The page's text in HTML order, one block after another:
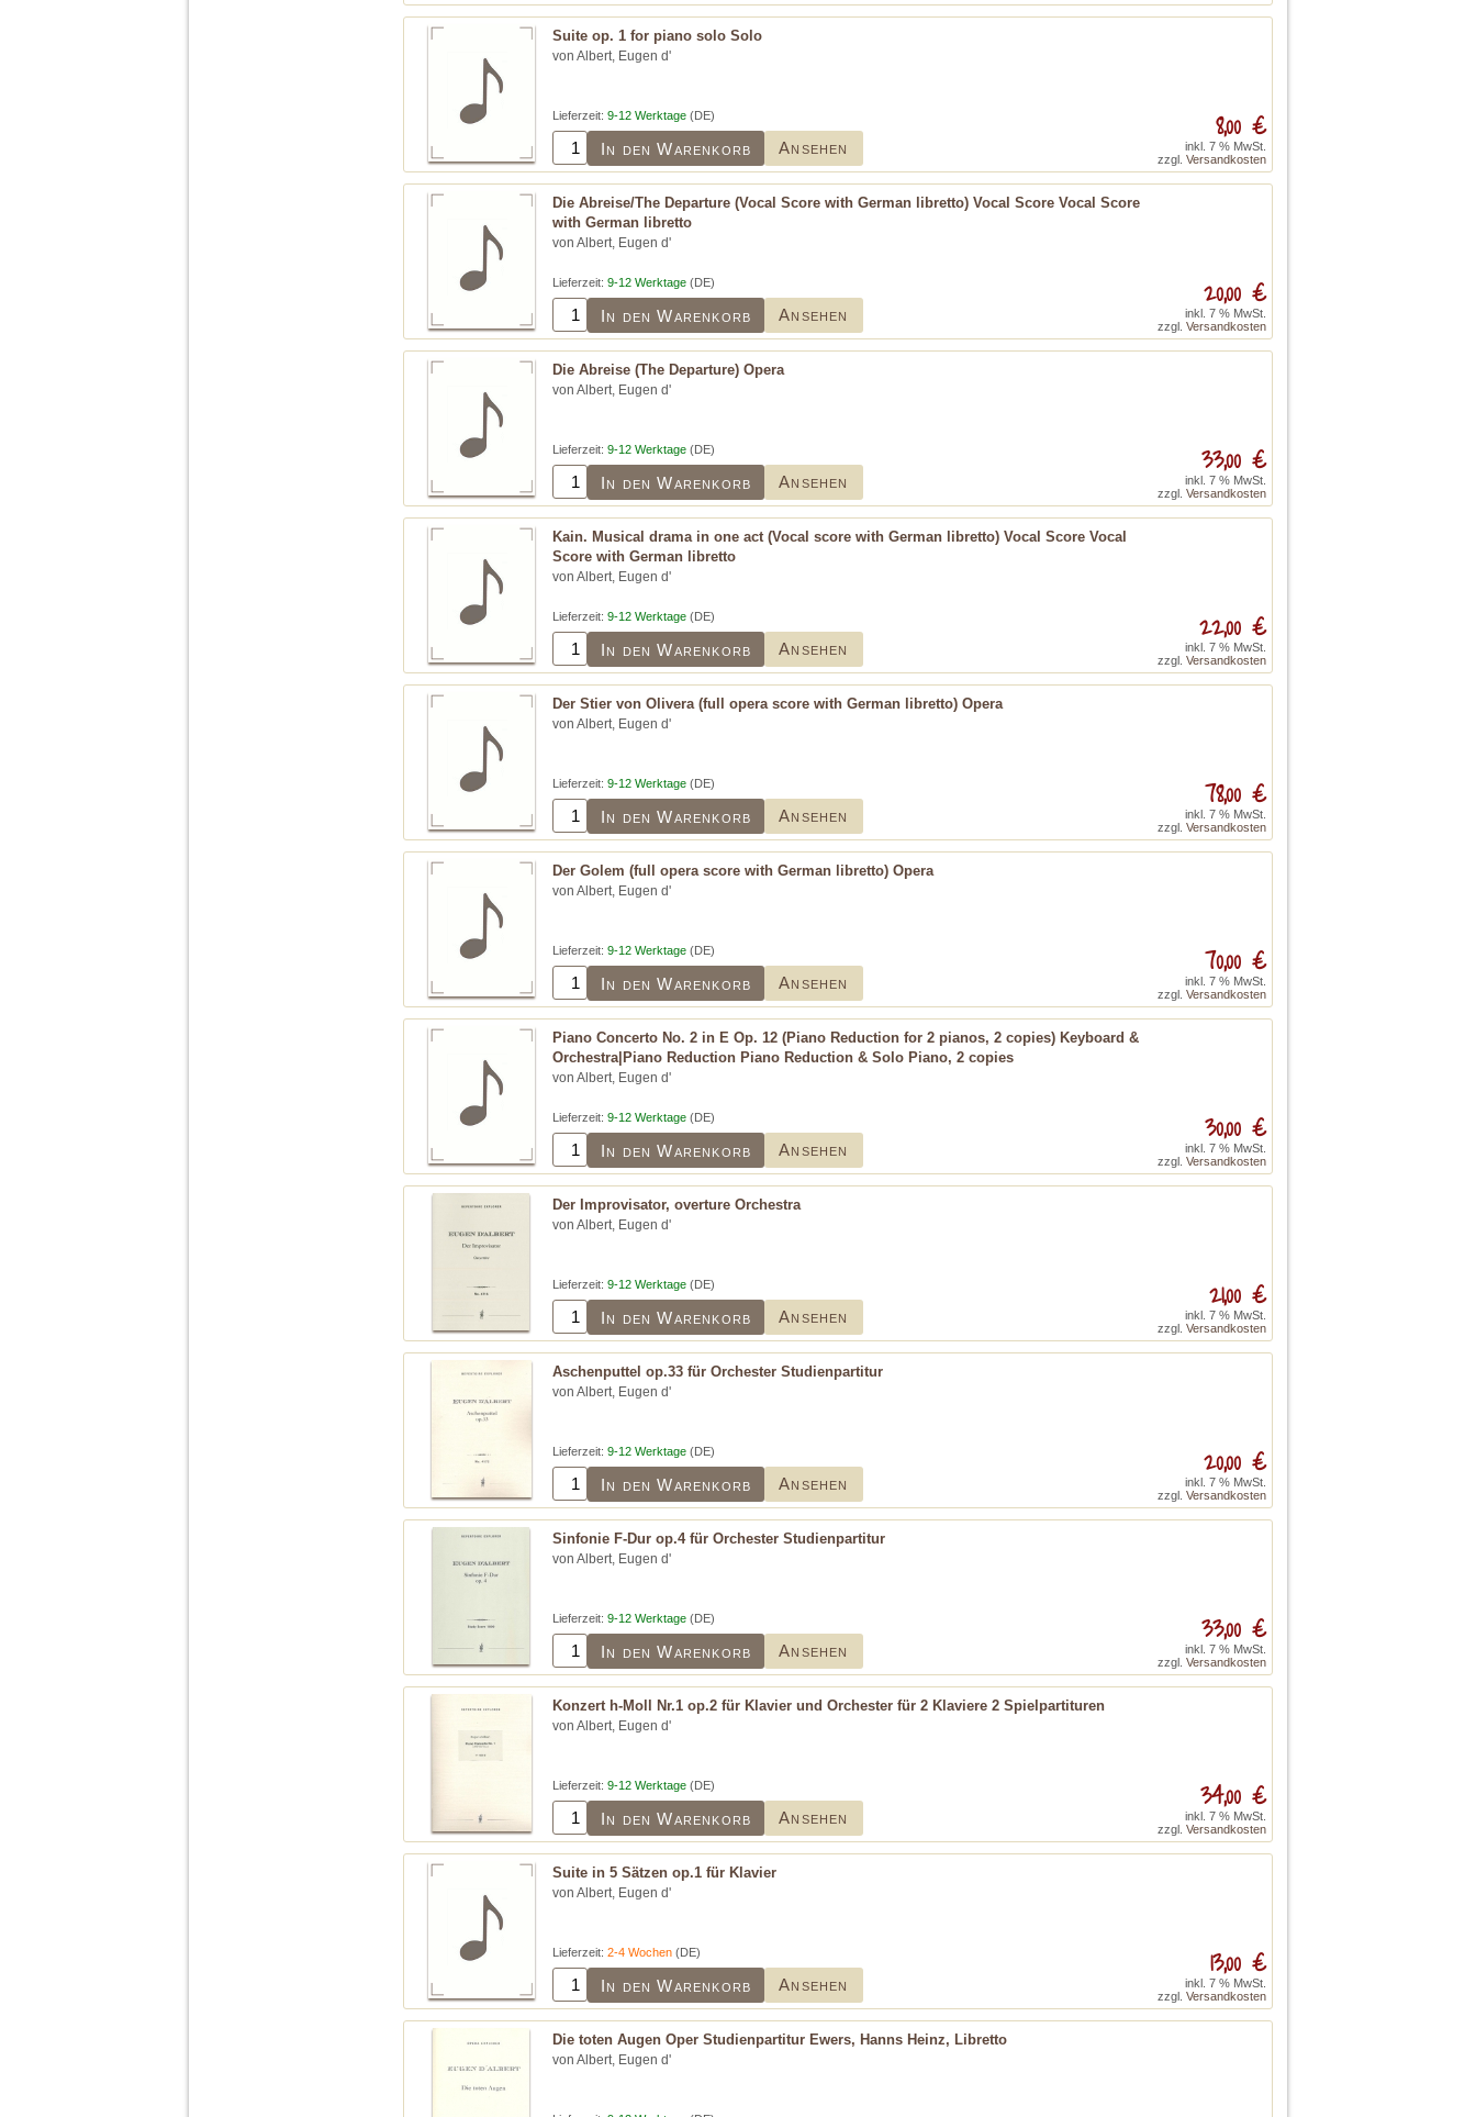
Suite op. 1 for piano solo Solo
von Albert, Eugen d'
Lieferzeit: 9-12 Werktage (DE)
In den Warenkorb Ansehen
8,00 €
inkl. 7 % MwSt.
zzgl. Versandkosten
Die Abreise/The Departure (Vocal Score with German libretto) Vocal Score Vocal Score
with German libretto
von Albert, Eugen d'
Lieferzeit: 9-12 Werktage (DE)
In den Warenkorb Ansehen
20,00 €
inkl. 7 % MwSt.
zzgl. Versandkosten
Die Abreise (The Departure) Opera
von Albert, Eugen d'
Lieferzeit: 9-12 Werktage (DE)
In den Warenkorb Ansehen
33,00 €
inkl. 7 % MwSt.
zzgl. Versandkosten
Kain. Musical drama in one act (Vocal score with German libretto) Vocal Score Vocal
Score with German libretto
von Albert, Eugen d'
Lieferzeit: 9-12 Werktage (DE)
In den Warenkorb Ansehen
22,00 €
inkl. 7 % MwSt.
zzgl. Versandkosten
Der Stier von Olivera (full opera score with German libretto) Opera
von Albert, Eugen d'
Lieferzeit: 9-12 Werktage (DE)
In den Warenkorb Ansehen
78,00 €
inkl. 7 % MwSt.
zzgl. Versandkosten
Der Golem (full opera score with German libretto) Opera
von Albert, Eugen d'
Lieferzeit: 9-12 Werktage (DE)
In den Warenkorb Ansehen
70,00 €
inkl. 7 % MwSt.
zzgl. Versandkosten
Piano Concerto No. 2 in E Op. 12 (Piano Reduction for 2 pianos, 2 copies) Keyboard &
Orchestra|Piano Reduction Piano Reduction & Solo Piano, 2 copies
von Albert, Eugen d'
Lieferzeit: 9-12 Werktage (DE)
In den Warenkorb Ansehen
30,00 €
inkl. 7 % MwSt.
zzgl. Versandkosten
Der Improvisator, overture Orchestra
von Albert, Eugen d'
Lieferzeit: 9-12 Werktage (DE)
In den Warenkorb Ansehen
21,00 €
inkl. 7 % MwSt.
zzgl. Versandkosten
Aschenputtel op.33 für Orchester Studienpartitur
von Albert, Eugen d'
Lieferzeit: 9-12 Werktage (DE)
In den Warenkorb Ansehen
20,00 €
inkl. 7 % MwSt.
zzgl. Versandkosten
Sinfonie F-Dur op.4 für Orchester Studienpartitur
von Albert, Eugen d'
Lieferzeit: 9-12 Werktage (DE)
In den Warenkorb Ansehen
33,00 €
inkl. 7 % MwSt.
zzgl. Versandkosten
Konzert h-Moll Nr.1 op.2 für Klavier und Orchester für 2 Klaviere 2 Spielpartituren
von Albert, Eugen d'
Lieferzeit: 9-12 Werktage (DE)
In den Warenkorb Ansehen
34,00 €
inkl. 7 % MwSt.
zzgl. Versandkosten
Suite in 5 Sätzen op.1 für Klavier
von Albert, Eugen d'
Lieferzeit: 2-4 Wochen (DE)
In den Warenkorb Ansehen
13,00 €
inkl. 7 % MwSt.
zzgl. Versandkosten
Die toten Augen Oper Studienpartitur Ewers, Hanns Heinz, Libretto
von Albert, Eugen d'